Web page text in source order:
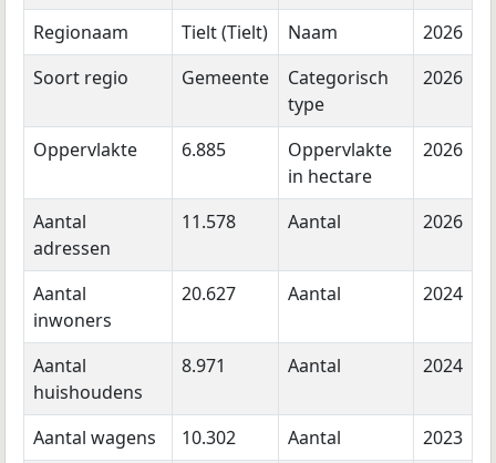
Regionaam
Tielt (Tielt) Naam
2026
Soort regio
Gemeente
Categorisch
type
2026
Oppervlakte 6.885
Oppervlakte
in hectare
2026
Aantal
adressen
11.578 Aantal 2026
Aantal
inwoners
20.627 Aantal 2024
Aantal
huishoudens
8.971 Aantal 2024
Aantal wagens 10.302 Aantal
2023